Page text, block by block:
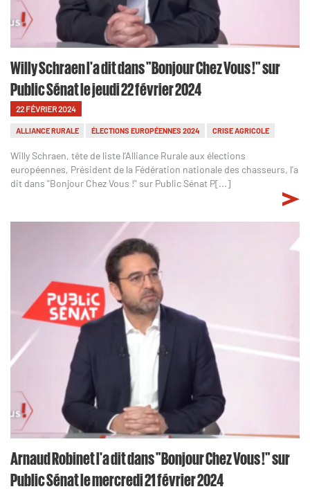
Willy Schraen l'a dit dans "Bonjour Chez Vous !" sur
Public Sénat le jeudi 22 février 2024
22 FÉVRIER 2024
ALLIANCE RURALE ÉLECTIONS EUROPÉENNES 2024 CRISE AGRICOLE
Willy Schraen, tête de liste l’Alliance Rurale aux élections
européennes, Président de la Fédération nationale des chasseurs, l'a
dit dans "Bonjour Chez Vous !" sur Public Sénat P[...]
Arnaud Robinet l'a dit dans "Bonjour Chez Vous !" sur
Public Sénat le mercredi 21 février 2024